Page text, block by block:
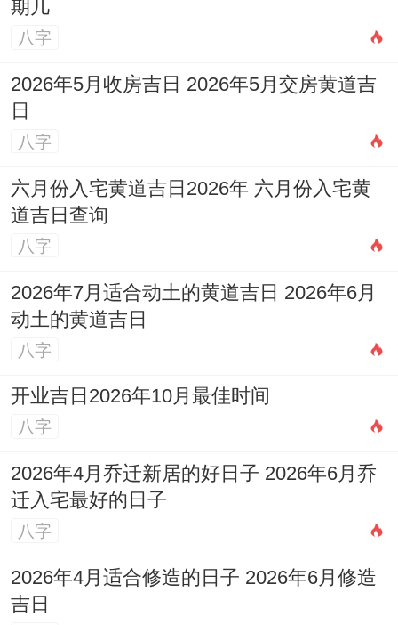
97年属牛人再2021年身边缺少有力的帮助，
还是要多挖掘身边的支持力量、寻找贵人的
相助。
说真的，今年没问题随身佩戴三合生肖蛇、
生肖鸡造型的生肖吉祥物，也可以再家居或
办公桌上摆放“祥安阁鸿财大展”来成为旺财
运的吉祥物~来帮助增强事业运、贵人运。
再日常工作生活中，属牛人也可多跟这些人
接触相处或共事合作~事业生活会更加顺利
佩戴属牛本命佛饰品
本命佛指标记诚实、富有同无限的福德。
再2021年，97年属牛人的运势本命年值太岁
作用 - 处处进展不顺心，所以建议属牛人随
身佩戴一件本命佛饰品、减少运势破损，避
开破财、败财之灾，使得流年能财路畅通,得
期几
八字
2026年5月收房吉日 2026年5月交房黄道吉
日
八字
六月份入宅黄道吉日2026年 六月份入宅黄
道吉日查询
八字
2026年7月适合动土的黄道吉日 2026年6月
动土的黄道吉日
八字
开业吉日2026年10月最佳时间
八字
2026年4月乔迁新居的好日子 2026年6月乔
迁入宅最好的日子
八字
2026年4月适合修造的日子 2026年6月修造
吉日